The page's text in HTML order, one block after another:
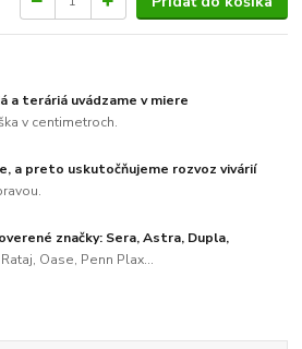
a teráriá uvádzame v miere
v centimetroch.
a preto uskutočňujeme rozvoz vivárií
značky: Sera, Astra, Dupla,
Oase, Penn Plax...